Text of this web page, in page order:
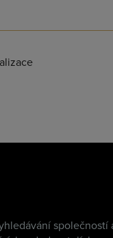
společností